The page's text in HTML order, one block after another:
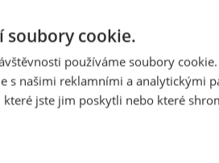
tak také učinit
který opíšete do
odemknete.
903 33 20.
soubory cookie.
používáme soubory
s našimi reklamními a analytickými
jste jim poskytli nebo které